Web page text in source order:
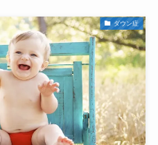
ダウン症